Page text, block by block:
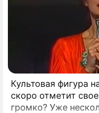
Культовая фигура
скоро отметит
громко? Уже